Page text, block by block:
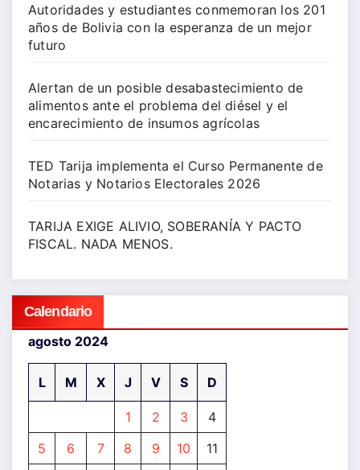
Autoridades y estudiantes conmemoran los 201
años de Bolivia con la esperanza de un mejor
futuro
Alertan de un posible desabastecimiento de
alimentos ante el problema del diésel y el
encarecimiento de insumos agrícolas
TED Tarija implementa el Curso Permanente de
Notarias y Notarios Electorales 2026
TARIJA EXIGE ALIVIO, SOBERANÍA Y PACTO
FISCAL. NADA MENOS.
Calendario
agosto 2024
L M X J V S D
1 2 3
4
5
6 7 8 9 10
11